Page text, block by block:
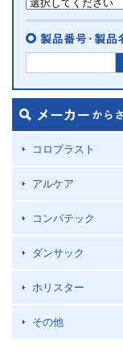
コロプラスト
アルケア
コンバテック
ダンサック
ホリスター
その他